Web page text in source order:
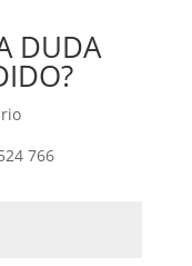
DUDA
766